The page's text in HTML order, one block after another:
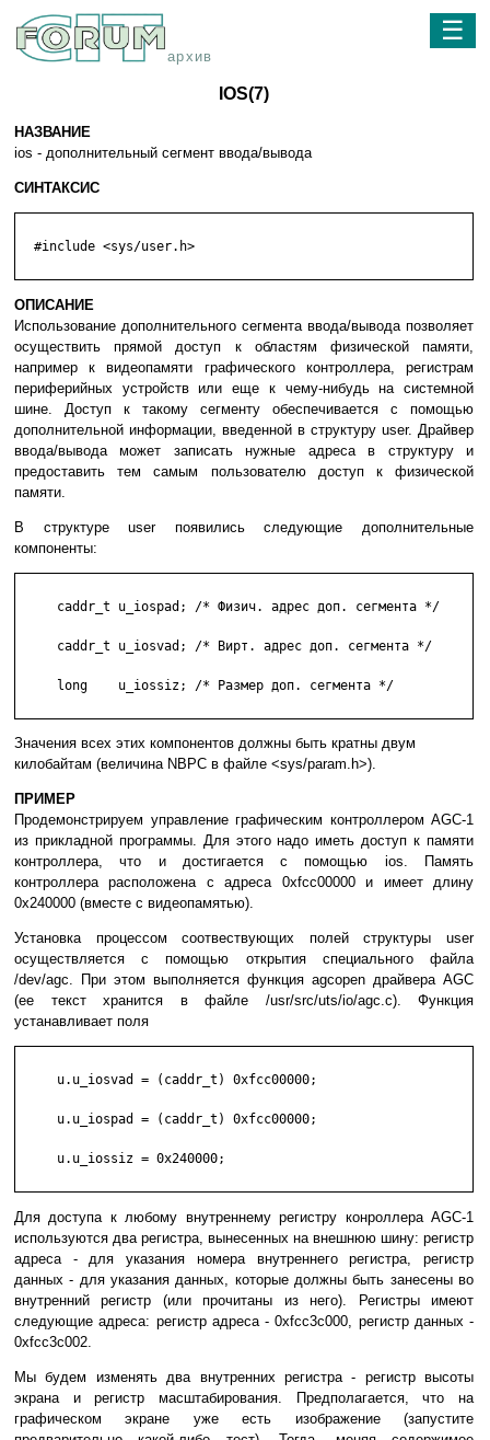
архив
☰
IOS(7)
НАЗВАНИЕ
ios - дополнительный сегмент ввода/вывода
СИНТАКСИС
  #include <sys/user.h>
ОПИСАНИЕ
Использование дополнительного сегмента ввода/вывода позволяет
осуществить прямой доступ к областям физической памяти,
например к видеопамяти графического контроллера, регистрам
периферийных устройств или еще к чему-нибудь на системной
шине. Доступ к такому сегменту обеспечивается с помощью
дополнительной информации, введенной в структуру user. Драйвер
ввода/вывода может записать нужные адреса в структуру и
предоставить тем самым пользователю доступ к физической
памяти.
В структуре user появились следующие дополнительные
компоненты:
     caddr_t u_iospad; /* Физич. адрес доп. сегмента */
     caddr_t u_iosvad; /* Вирт. адрес доп. сегмента */
     long    u_iossiz; /* Размер доп. сегмента */
Значения всех этих компонентов должны быть кратны двум
килобайтам (величина NBPC в файле <sys/param.h>).
ПРИМЕР
Продемонстрируем управление графическим контроллером AGC-1
из прикладной программы. Для этого надо иметь доступ к памяти
контроллера, что и достигается с помощью ios. Память
контроллера расположена с адреса 0xfcc00000 и имеет длину
0x240000 (вместе с видеопамятью).
Установка процессом соотвествующих полей структуры user
осуществляется с помощью открытия специального файла
/dev/agc. При этом выполняется функция agcopen драйвера AGC
(ее текст хранится в файле /usr/src/uts/io/agc.c). Функция
устанавливает поля
     u.u_iosvad = (caddr_t) 0xfcc00000;
     u.u_iospad = (caddr_t) 0xfcc00000;
     u.u_iossiz = 0x240000;
Для доступа к любому внутреннему регистру конроллера AGC-1
используются два регистра, вынесенных на внешнюю шину: регистр
адреса - для указания номера внутреннего регистра, регистр
данных - для указания данных, которые должны быть занесены во
внутренний регистр (или прочитаны из него). Регистры имеют
следующие адреса: регистр адреса - 0xfcc3c000, регистр данных -
0xfcc3c002.
Мы будем изменять два внутренних регистра - регистр высоты
экрана и регистр масштабирования. Предполагается, что на
графическом экране уже есть изображение (запустите